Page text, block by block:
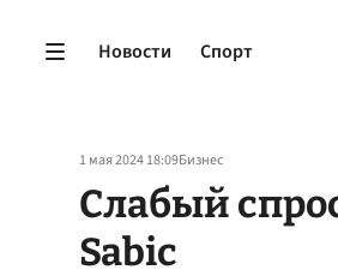
Новости Спорт
1 мая 2024 18:09Бизнес
Слабый
Sabic